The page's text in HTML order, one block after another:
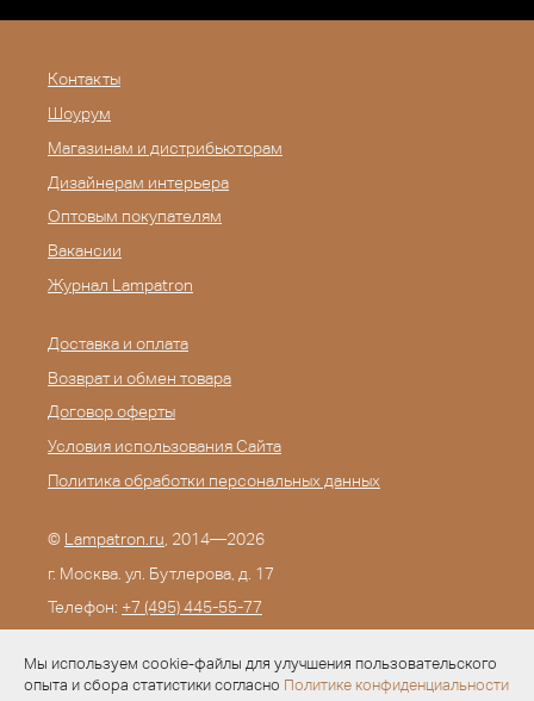
Мы используем cookie-файлы для улучшения пользовательского
опыта и сбора статистики согласно Политике конфиденциальности
Контакты
Шоурум
Магазинам и дистрибьюторам
Дизайнерам интерьера
Оптовым покупателям
Вакансии
Журнал Lampatron
Доставка и оплата
Возврат и обмен товара
Договор оферты
Условия использования Сайта
Политика обработки персональных данных
© Lampatron.ru , 2014—2026
г. Москва. ул. Бутлерова, д. 17
Телефон: +7 (495) 445-55-77